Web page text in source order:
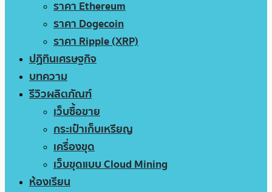
ราคา Ethereum
ราคา Dogecoin
ราคา Ripple (XRP)
ปฏิทินเศรษฐกิจ
บทความ
รีวิวผลิตภัณฑ์
เว็บซื้อขาย
กระเป๋าเก็บเหรียญ
เครื่องขุด
เว็บขุดแบบ Cloud Mining
ห้องเรียน